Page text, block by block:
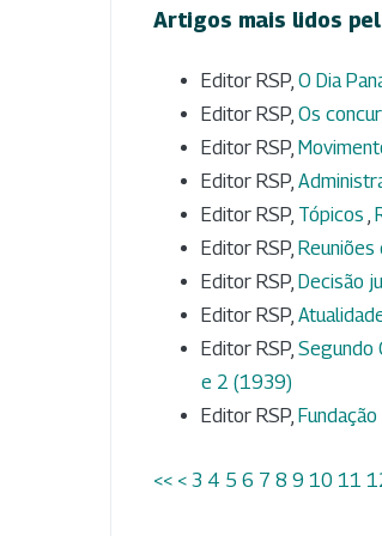
Artigos mais lidos
Editor RSP, O Dia
Editor RSP, Os
Editor RSP,
Editor RSP,
Editor RSP, Tópicos ,
Editor RSP,
Editor RSP, Decisão
Editor RSP,
Editor RSP, Segundo
e 2 (1939)
Editor RSP,
<< < 3 4 5 6 7 8 9 10 11